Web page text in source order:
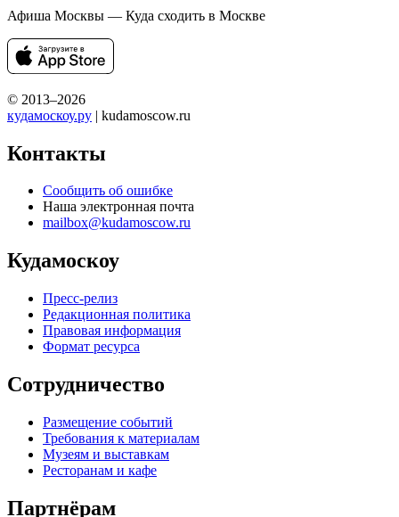
Афиша Москвы — Куда сходить в Москве
© 2013–2026
кудамоскоу.ру | kudamoscow.ru
Контакты
Сообщить об ошибке
Наша электронная почта
mailbox@kudamoscow.ru
Кудамоскоу
Пресс-релиз
Редакционная политика
Правовая информация
Формат ресурса
Сотрудничество
Размещение событий
Требования к материалам
Музеям и выставкам
Ресторанам и кафе
Партнёрам